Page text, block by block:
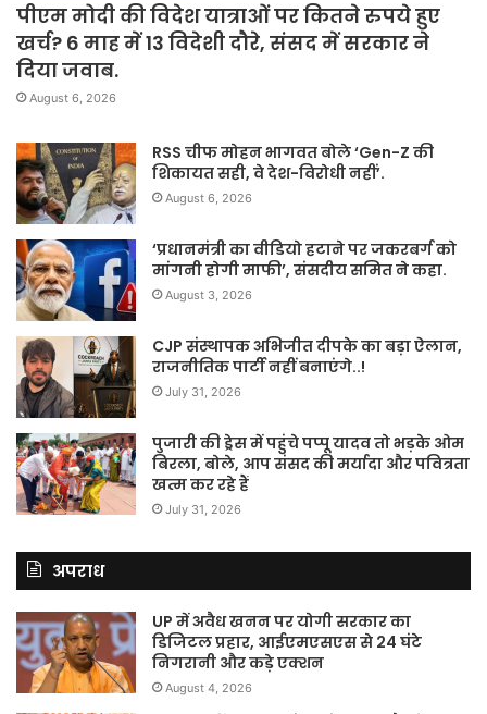
पीएम मोदी की विदेश यात्राओं पर कितने रुपये हुए
खर्च? 6 माह में 13 विदेशी दौरे, संसद में सरकार ने
दिया जवाब.
August 6, 2026
RSS चीफ मोहन भागवत बोले ‘Gen-Z की
शिकायत सही, वे देश-विरोधी नहीं’.
August 6, 2026
‘प्रधानमंत्री का वीडियो हटाने पर जकरबर्ग को
मांगनी होगी माफी’, संसदीय समित ने कहा.
August 3, 2026
CJP संस्थापक अभिजीत दीपके का बड़ा ऐलान,
राजनीतिक पार्टी नहीं बनाएंगे..!
July 31, 2026
पुजारी की ड्रेस में पहुंचे पप्पू यादव तो भड़के ओम
बिरला, बोले, आप संसद की मर्यादा और पवित्रता
खत्म कर रहे हैं
July 31, 2026
अपराध
UP में अवैध खनन पर योगी सरकार का
डिजिटल प्रहार, आईएमएसएस से 24 घंटे
निगरानी और कड़े एक्शन
August 4, 2026